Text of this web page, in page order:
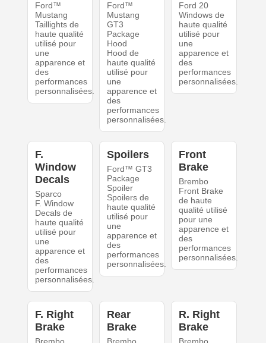
Ford™
Mustang
Taillights de
haute qualité
utilisé pour
une
apparence et
des
performances
personnalisées.
Ford™
Mustang
GT3
Package
Hood
Hood de
haute qualité
utilisé pour
une
apparence et
des
performances
personnalisées.
Ford 20
Windows de
haute qualité
utilisé pour
une
apparence et
des
performances
personnalisées.
F.
Window
Decals
Sparco
F. Window
Decals de
haute qualité
utilisé pour
une
apparence et
des
performances
personnalisées.
Spoilers
Ford™ GT3
Package
Spoiler
Spoilers de
haute qualité
utilisé pour
une
apparence et
des
performances
personnalisées.
Front
Brake
Brembo
Front Brake
de haute
qualité utilisé
pour une
apparence et
des
performances
personnalisées.
F. Right
Brake
Rear
Brake
R. Right
Brake